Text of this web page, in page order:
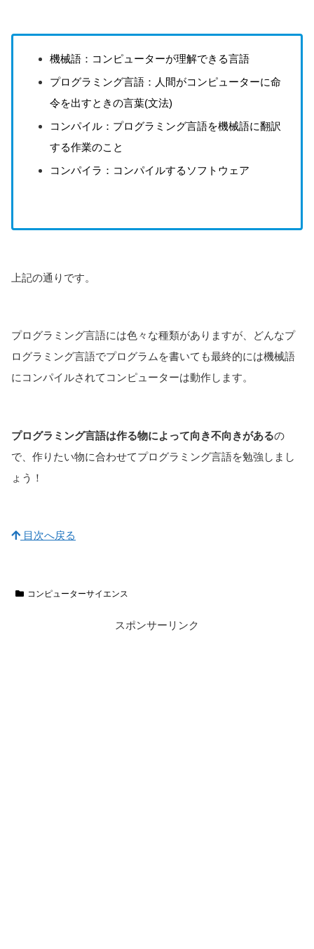
機械語：コンピューターが理解できる言語
プログラミング言語：人間がコンピューターに命
令を出すときの言葉(文法)
コンパイル：プログラミング言語を機械語に翻訳
する作業のこと
コンパイラ：コンパイルするソフトウェア
上記の通りです。
プログラミング言語には色々な種類がありますが、どんなプ
ログラミング言語でプログラムを書いても最終的には機械語
にコンパイルされてコンピューターは動作します。
プログラミング言語は作る物によって向き不向きがあるの
で、作りたい物に合わせてプログラミング言語を勉強しまし
ょう！
目次へ戻る
コンピューターサイエンス
スポンサーリンク